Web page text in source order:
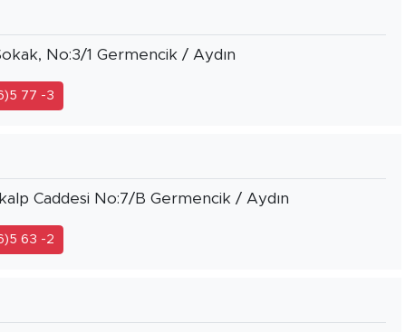
No:3/1 Germencik / Aydın
77 -3
Caddesi No:7/B Germencik / Aydın
63 -2